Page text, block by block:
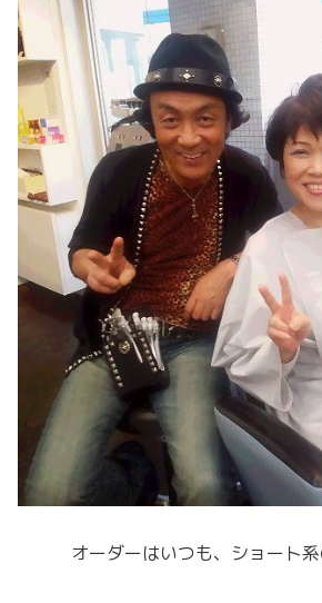
オーダーはいつも、ショート系